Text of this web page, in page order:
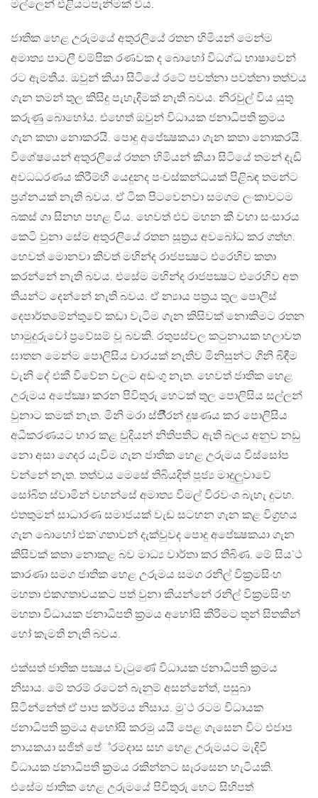
මල්ලෙන් එළියටපැනිමක් විය.
ජාතික හෙළ උරුමයේ අතුරලියේ රතන හිමියන් මෙන්ම
අමාත්‍ය පාටලී චම්පික රණවක ද බොහෝ විධග්ධ භාෂාවෙන්
රට ඇමතීය. ඔවුන් කියා සිටියේ රටේ පවත්නා පවත්නා තත්වය
ගැන තමන් තුල කිසිදු පැහැදිමක් නැති බවය. නිරවුල් විය යුතු
කරුණු බොහෝය. එහෙත් ඔවුන් විධායක ජනාධිපති ක‍්‍රමය
ගැන කතා නොකරයි. පොදු අපේක්‍ෂකයා ගැන කතා නොකරයි.
විශේෂයෙන් අතුරලියේ රතන හිමියන් කියා සිටියේ තමන් දැඩි
අවධධරණය කිරීම්හී යෙදුනද පංචස්කන්ධයක් පිළිබඳ තමන්ට
ප‍්‍රශ්නයක් නැති බවය. ඒ ටික පිටවෙනවා සමගම ලංකාවටම
බකස් ගා සිනහ පහළ විය. හෙවත් එව මහන කී වහා සංසාරය
කෙටි වුනා සේම අතුරලියේ රතන සූත‍්‍රය අවබෝධ කර ගත්හ.
හෙවත් මොනවා කිවත් මහින්ද රාජපක්‍ෂට එරෙහිව කතා
කරන්නේ නැති බවය. එසේම මහින්ද රාජපක්‍ෂට එරෙහිව අත
තියන්ට දෙන්නේ නැති බවය. ඒ න්‍යාය පත‍්‍රය තුල පොලිස්
දෙපාර්තමේන්තුවේ කඩා වැටිම ගැන කිසිවක් නොකිමට රතන
හාමුදුරුවෝ ප‍්‍රවේසම් වූ බවකි. රතුපස්වල කටුනායක හලාවත
ඝාතන මෙන්ම පොලිසිය චාරයක් නැතිව මිනිසුන්ට ගිනි බිඳීම
වැනි දේ එකී විවේන වලට අඩංගු නැත. හෙවත් ජාතික හෙළ
උරුමය අපේක්‍ෂා කරන පිවිතුරු හෙටක් තුල පොලිසිය සල්ලන්
වුනාට කමක් නැත. මිනි මරා ස්තීී‍්‍රන් දූෂණය කර පොලිසිය
අධීකරණයට භාර කළ චුදියන් නිතිපතිට ඇති බලය අනුව නඩු
නො අසා ගෙදර යැවිම ගැන ජාතික හෙළ උරුමය විස්සෝප
වන්නේ නැත. තත්වය මෙසේ තිබියදිත් පූජ්‍ය මාදුලුවාවේ
සෝබිත ස්වාමින් වහන්සේ අමාත්‍ය විමල් විරවංශ බැහැ දුටහ.
එතතුමන් සාධාරණ සමාජයක් වැඩ සටහන ගැන කළ විග‍්‍රහය
ගැන බොහෝ එක`ගතාවන් දැක්වුවද පොදු අපේක්‍ෂකයා ගැන
කිසිවක් කතා නොකළ බව මාධ්‍ය වාර්තා කර තිබිණ. මේ සිය`ථ
කාරණා සමග ජාතික හෙළ උරුමය සමග රනිල් වික‍්‍රමසිංහ
මහතා එකගතාවයකට පත් වුනා කියන්නේ රනිල් වික‍්‍රමසිංහ
මහතා විධායක ජනාධිපති ක‍්‍රමය අහෝසි කිරිමට තුන් සිතකින්
හෝ කැමති නැති බවය.
එක්සත් ජාතික පක්‍ෂය වැටුණේ විධායක ජනාධිපති ක‍්‍රමය
නිසාය. මේ තරම් රටෙන් බැනුම් අසන්නේත්, පසුබා
සිටින්නේත් ඒ පාප කර්මය නිසාය. මු`ථ රටම විධායක
ජනාධිපති ක‍්‍රමය අහෝසි කරමු යයි පෙළ ගැසෙන විට එජාප
නායකයා සජිත් පේ‍්‍රමදාස සහ හෙළ උරුමයට මැදිවී
විධායක ජනාධිපති ක‍්‍රමය රකින්නට සැරසෙන හැටියකි.
එසේම ජාතික හෙළ උරුමයේ පිවිතුරු හෙට සිහිපත්